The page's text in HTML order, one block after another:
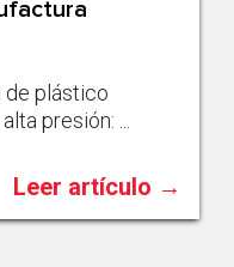
de plástico
presión: ...
Leer artículo →